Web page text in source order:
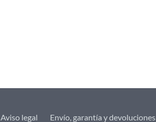
Aviso legal Envío, garantía y devoluciones